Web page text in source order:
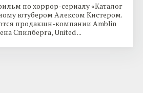
по хоррор-сериалу «Каталог
ютубером Алексом Кистером.
продакшн-компании Amblin
Спилберга, United ...